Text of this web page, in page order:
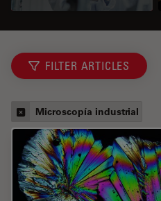
FILTER ARTICLES
Microscopía industrial